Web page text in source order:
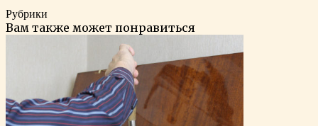
Рубрики
Вам также может понравиться